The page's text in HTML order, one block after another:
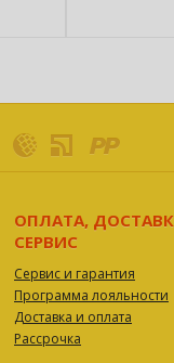
ОПЛАТА,
СЕРВИС
Сервис и гарантия
Программа лояльности
Доставка и оплата
Рассрочка